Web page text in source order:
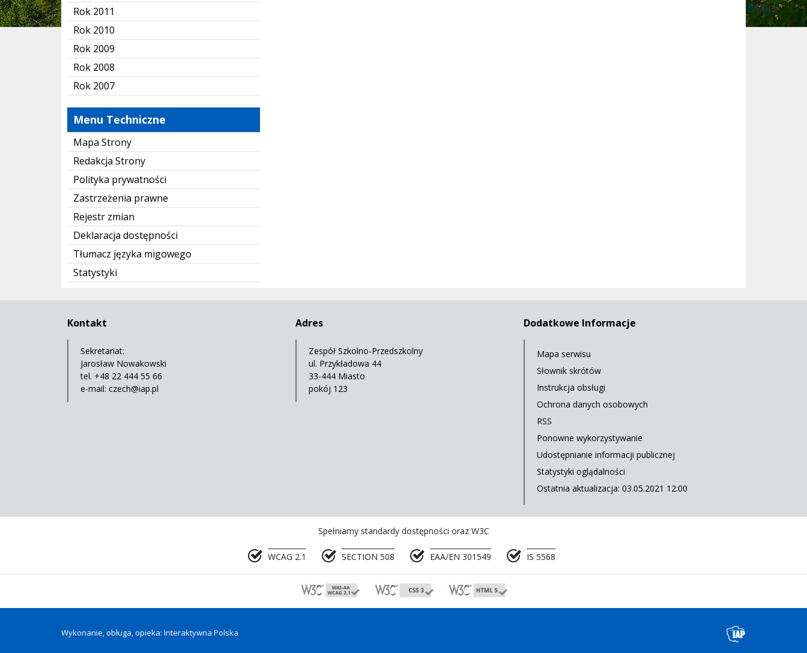
Rok 2011
Rok 2010
Rok 2009
Rok 2008
Rok 2007
Menu Techniczne
Mapa Strony
Redakcja Strony
Polityka prywatności
Zastrzeżenia prawne
Rejestr zmian
Deklaracja dostępności
Tłumacz języka migowego
Statystyki
Kontakt
Sekretariat:
Jarosław Nowakowski
tel. +48 22 444 55 66
e-mail: czech@iap.pl
Adres
Zespół Szkolno-Przedszkolny
ul. Przykładowa 44
33-444 Miasto
pokój 123
Dodatkowe Informacje
Mapa serwisu
Słownik skrótów
Instrukcja obsługi
Ochrona danych osobowych
RSS
Ponowne wykorzystywanie
Udostępnianie informacji publicznej
Statystyki oglądalności
Ostatnia aktualizacja: 03.05.2021 12:00
Spełniamy standardy dostępności oraz W3C
WCAG 2.1 SECTION 508 EAA/EN 301549 IS 5568
Wykonanie, obługa, opieka: Interaktywna Polska